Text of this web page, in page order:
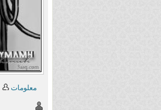
معلومات